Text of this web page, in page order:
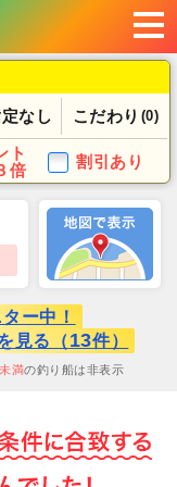
なし こだわり (0)
ト
倍
割引あり
ー中！
見る（13件）
満の釣り船は非表示